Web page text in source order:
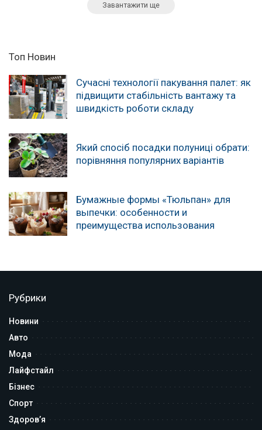
Завантажити ще
Топ Новин
Сучасні технології пакування палет: як
підвищити стабільність вантажу та
швидкість роботи складу
Який спосіб посадки полуниці обрати:
порівняння популярних варіантів
Бумажные формы «Тюльпан» для
выпечки: особенности и
преимущества использования
Рубрики
Новини
Авто
Мода
Лайфстайл
Бізнес
Спорт
Здоров’я